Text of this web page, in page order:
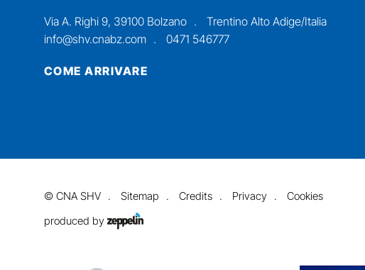
Via A. Righi 9, 39100 Bolzano
Trentino Alto Adige/Italia
info@shv.cnabz.com
0471 546777
COME ARRIVARE
© CNA SHV Sitemap Credits Privacy
Cookies
produced by